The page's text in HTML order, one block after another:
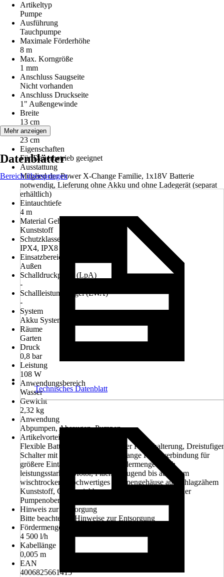
Artikeltyp
Pumpe
Ausführung
Tauchpumpe
Maximale Förderhöhe
8 m
Max. Korngröße
1 mm
Anschluss Saugseite
Nicht vorhanden
Anschluss Druckseite
1" Außengewinde
Breite
13 cm
Höhe
23 cm
Eigenschaften
Für Dauerbetrieb geeignet
Ausstattung
Mitglied der Power X-Change Familie, 1x18V Batterie
notwendig, Lieferung ohne Akku und ohne Ladegerät (separat
erhältlich)
Eintauchtiefe
4 m
Material Gehäuse
Kunststoff
Schutzklasse
IPX4, IPX8
Einsatzbereich
Außen
Schalldruckpegel (LpA)
-
Schallleistungspegel (LWA)
-
System
Akku System Einhell Power-X-Change
Räume
Garten
Druck
0,8 bar
Leistung
108 W
Anwendungsbereich
Wasser
Gewicht
2,32 kg
Anwendung
Abpumpen, Absaugen, Pumpen
Artikelvorteil
Flexible Batteriebox mit integrierter Kabelhalterung, Dreistufiger
Schalter mit Dauerlauffunktion, Lange Kabelverbindung für
größere Eintauchtiefe, Große Fördermenge durch
leistungsstarken Motor, Flachabsaugend bis auf 1 mm
wischtrocken, Hochwertiges Pumpengehäuse aus schlagzähem
Kunststoff, Gut erreichbarer Schlauchanschluss an der
Pumpenoberseite
Hinweis zur Entsorgung
Bitte beachte die Hinweise zur Entsorgung
Fördermenge
4 500 l/h
Kabellänge
0,005 m
EAN
4006825661415
Mehr anzeigen
Datenblätter
Bereich überspringen
Technisches Datenblatt